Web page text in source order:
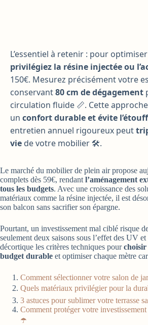
L’essentiel à retenir : pour
privilégiez la résine injectée ou
150€. Mesurez précisément votre
conservant80 cm de dégagement
circulation fluide 📏. Cette
un confort durable et évite
entretien annuel rigoureux peut
vie de votre mobilier 🛠️.
Le marché du mobilier de plein air propose
complets dès 59€, rendant l’aménagement
tous les budgets. Avec une croissance des
matériaux comme la résine injectée, il est
son balcon sans sacrifier son épargne.
Pourtant, un investissement mal ciblé risque
seulement deux saisons sous l’effet des UV
décortique les critères techniques pour
budget durable et optimiser chaque mètre
Comment sélectionner votre salon de
Quels matériaux privilégier pour la
3 astuces pour sublimer votre terrasse
Comment protéger votre
☂️